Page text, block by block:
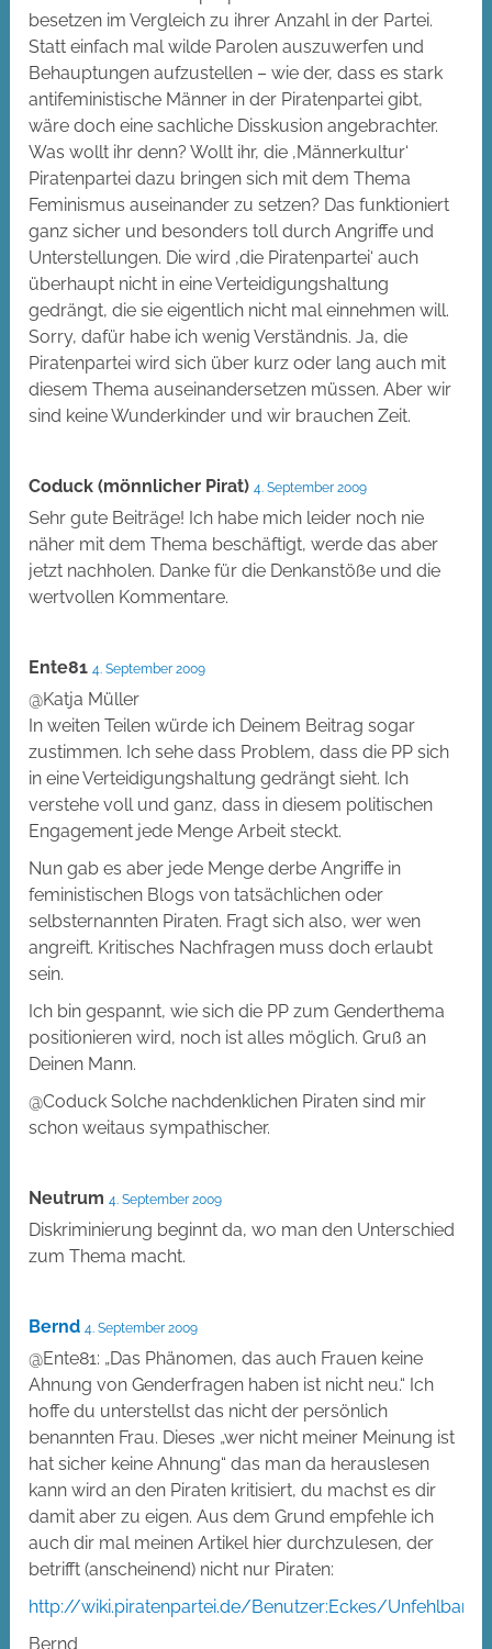
besetzen im Vergleich zu ihrer Anzahl in der Partei.
Statt einfach mal wilde Parolen auszuwerfen und
Behauptungen aufzustellen – wie der, dass es stark
antifeministische Männer in der Piratenpartei gibt,
wäre doch eine sachliche Disskusion angebrachter.
Was wollt ihr denn? Wollt ihr, die ‚Männerkultur‘
Piratenpartei dazu bringen sich mit dem Thema
Feminismus auseinander zu setzen? Das funktioniert
ganz sicher und besonders toll durch Angriffe und
Unterstellungen. Die wird ‚die Piratenpartei‘ auch
überhaupt nicht in eine Verteidigungshaltung
gedrängt, die sie eigentlich nicht mal einnehmen will.
Sorry, dafür habe ich wenig Verständnis. Ja, die
Piratenpartei wird sich über kurz oder lang auch mit
diesem Thema auseinandersetzen müssen. Aber wir
sind keine Wunderkinder und wir brauchen Zeit.
Coduck (mönnlicher Pirat) 4. September 2009
Sehr gute Beiträge! Ich habe mich leider noch nie
näher mit dem Thema beschäftigt, werde das aber
jetzt nachholen. Danke für die Denkanstöße und die
wertvollen Kommentare.
Ente81 4. September 2009
@Katja Müller
In weiten Teilen würde ich Deinem Beitrag sogar
zustimmen. Ich sehe dass Problem, dass die PP sich
in eine Verteidigungshaltung gedrängt sieht. Ich
verstehe voll und ganz, dass in diesem politischen
Engagement jede Menge Arbeit steckt.
Nun gab es aber jede Menge derbe Angriffe in
feministischen Blogs von tatsächlichen oder
selbsternannten Piraten. Fragt sich also, wer wen
angreift. Kritisches Nachfragen muss doch erlaubt
sein.
Ich bin gespannt, wie sich die PP zum Genderthema
positionieren wird, noch ist alles möglich. Gruß an
Deinen Mann.
@Coduck Solche nachdenklichen Piraten sind mir
schon weitaus sympathischer.
Neutrum 4. September 2009
Diskriminierung beginnt da, wo man den Unterschied
zum Thema macht.
Bernd 4. September 2009
@Ente81: „Das Phänomen, das auch Frauen keine
Ahnung von Genderfragen haben ist nicht neu.“ Ich
hoffe du unterstellst das nicht der persönlich
benannten Frau. Dieses „wer nicht meiner Meinung ist
hat sicher keine Ahnung“ das man da herauslesen
kann wird an den Piraten kritisiert, du machst es dir
damit aber zu eigen. Aus dem Grund empfehle ich
auch dir mal meinen Artikel hier durchzulesen, der
betrifft (anscheinend) nicht nur Piraten:
http://wiki.piratenpartei.de/Benutzer:Eckes/
Bernd